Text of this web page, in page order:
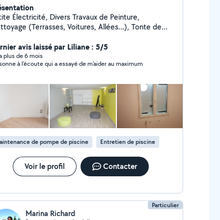
Électricité, Divers Travaux de Peinture,
(Terrasses, Voitures, Allées...), Tonte de
en Kit, Livraison de Courses, Assistance
etc...
avis laissé par Liliane : 5/5
plus de 6 mois
à l'écoute qui a essayé de m'aider au maximum
de pompe de piscine Entretien de piscine
Voir le profil Contacter
Particulier
Marina Richard